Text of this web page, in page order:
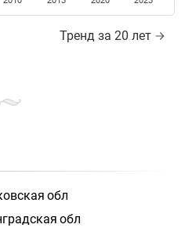
Тренд за 20 лет
обл
обл